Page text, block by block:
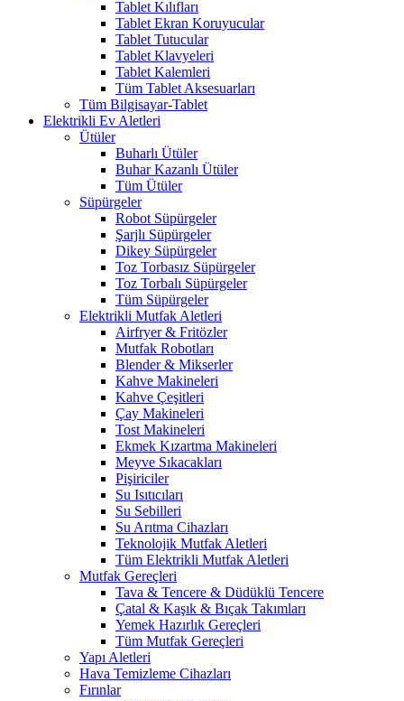
Tablet Kılıfları
Tablet Ekran Koruyucular
Tablet Tutucular
Tablet Klavyeleri
Tablet Kalemleri
Tüm Tablet Aksesuarları
Tüm Bilgisayar-Tablet
Elektrikli Ev Aletleri
Ütüler
Buharlı Ütüler
Buhar Kazanlı Ütüler
Tüm Ütüler
Süpürgeler
Robot Süpürgeler
Şarjlı Süpürgeler
Dikey Süpürgeler
Toz Torbasız Süpürgeler
Toz Torbalı Süpürgeler
Tüm Süpürgeler
Elektrikli Mutfak Aletleri
Airfryer & Fritözler
Mutfak Robotları
Blender & Mikserler
Kahve Makineleri
Kahve Çeşitleri
Çay Makineleri
Tost Makineleri
Ekmek Kızartma Makineleri
Meyve Sıkacakları
Pişiriciler
Su Isıtıcıları
Su Sebilleri
Su Arıtma Cihazları
Teknolojik Mutfak Aletleri
Tüm Elektrikli Mutfak Aletleri
Mutfak Gereçleri
Tava & Tencere & Düdüklü Tencere
Çatal & Kaşık & Bıçak Takımları
Yemek Hazırlık Gereçleri
Tüm Mutfak Gereçleri
Yapı Aletleri
Hava Temizleme Cihazları
Fırınlar